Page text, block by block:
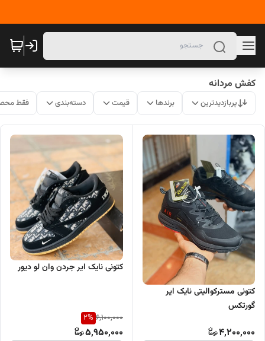
کفش مردانه
پربازدیدترین برندها قیمت دسته‌بندی فقط
کتونی مسترکوالیتی نایک ایر
گورتکس
4,200,000
کتونی نایک ایر جردن وان لو دیور
6,100,000
2%
5,950,000